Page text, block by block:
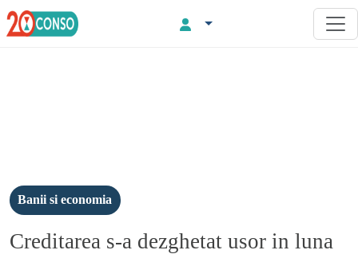
Banii si economia
Creditarea s-a dezghetat usor in luna